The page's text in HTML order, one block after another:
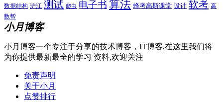
数据结构 沪江 测试 爬虫 电子书 算法 蜂考高斯课堂 设计 软考 高
数帮
小月博客
小月博客一个专注于分享的技术博客，IT博客,在这里我们将
为你提供最新最全的学习 资料,欢迎关注
免责声明
关于小月
点赞排行